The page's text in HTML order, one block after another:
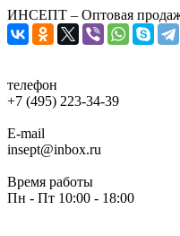
ИНСЕПТ – Оптовая
телефон
+7 (495) 223-34-39
E-mail
insept@inbox.ru
Время работы
Пн - Пт 10:00 - 18:00